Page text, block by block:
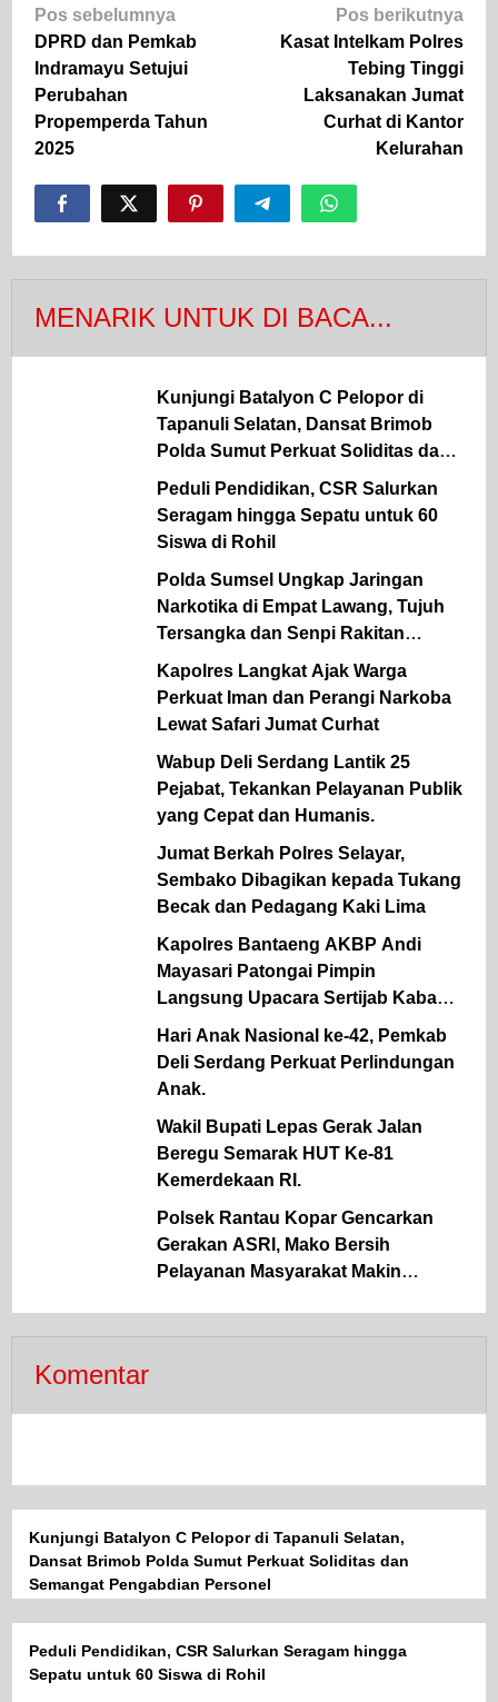
Navigasi
pos
Pos sebelumnya
DPRD dan Pemkab
Indramayu Setujui
Perubahan
Propemperda Tahun
2025
Pos berikutnya
Kasat Intelkam Polres
Tebing Tinggi
Laksanakan Jumat
Curhat di Kantor
Kelurahan
MENARIK UNTUK DI BACA...
Kunjungi Batalyon C Pelopor di
Tapanuli Selatan, Dansat Brimob
Polda Sumut Perkuat Soliditas dan
Semangat Pengabdian Personel
Peduli Pendidikan, CSR Salurkan
Seragam hingga Sepatu untuk 60
Siswa di Rohil
Polda Sumsel Ungkap Jaringan
Narkotika di Empat Lawang, Tujuh
Tersangka dan Senpi Rakitan
Diamankan
Kapolres Langkat Ajak Warga
Perkuat Iman dan Perangi Narkoba
Lewat Safari Jumat Curhat
Wabup Deli Serdang Lantik 25
Pejabat, Tekankan Pelayanan Publik
yang Cepat dan Humanis.
Jumat Berkah Polres Selayar,
Sembako Dibagikan kepada Tukang
Becak dan Pedagang Kaki Lima
Kapolres Bantaeng AKBP Andi
Mayasari Patongai Pimpin
Langsung Upacara Sertijab Kabag
Ops dan Kapolsek Tompobulu
Hari Anak Nasional ke-42, Pemkab
Deli Serdang Perkuat Perlindungan
Anak.
Wakil Bupati Lepas Gerak Jalan
Beregu Semarak HUT Ke-81
Kemerdekaan RI.
Polsek Rantau Kopar Gencarkan
Gerakan ASRI, Mako Bersih
Pelayanan Masyarakat Makin
Komentar
Kunjungi Batalyon C Pelopor di Tapanuli Selatan,
Dansat Brimob Polda Sumut Perkuat Soliditas dan
Semangat Pengabdian Personel
Peduli Pendidikan, CSR Salurkan Seragam hingga
Sepatu untuk 60 Siswa di Rohil